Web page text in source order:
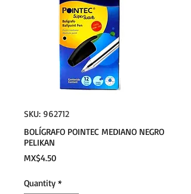
SKU: 962712
BOLÍGRAFO POINTEC MEDIANO NEGRO
PELIKAN
MX$4.50Price
Quantity *